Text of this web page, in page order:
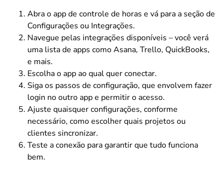
Abra o app de controle de horas e vá para a seção de
Configurações ou Integrações.
Navegue pelas integrações disponíveis – você verá
uma lista de apps como Asana, Trello, QuickBooks,
e mais.
Escolha o app ao qual quer conectar.
Siga os passos de configuração, que envolvem fazer
login no outro app e permitir o acesso.
Ajuste quaisquer configurações, conforme
necessário, como escolher quais projetos ou
clientes sincronizar.
Teste a conexão para garantir que tudo funciona
bem.